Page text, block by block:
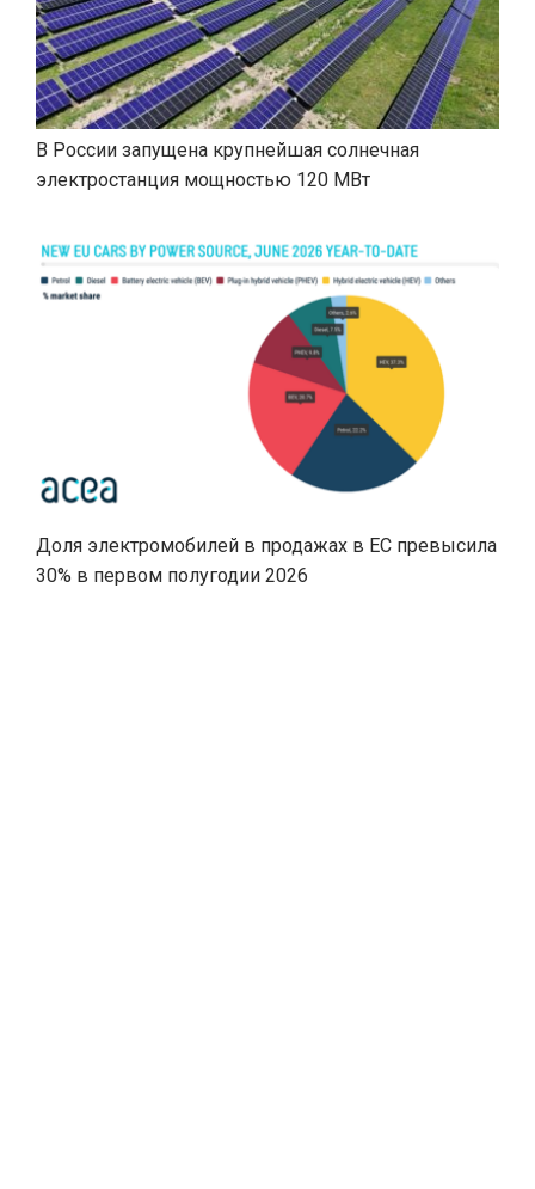
В России запущена крупнейшая солнечная
электростанция мощностью 120 МВт
Доля электромобилей в продажах в ЕС превысила
30% в первом полугодии 2026